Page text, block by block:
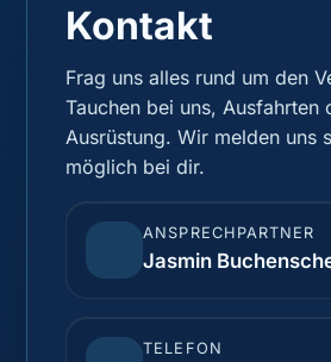
Kontakt
Frag uns alles rund um den
Tauchen bei uns, Ausfahrten
Ausrüstung. Wir melden uns
möglich bei dir.
ANSPRECHPARTNER
Jasmin
TELEFON